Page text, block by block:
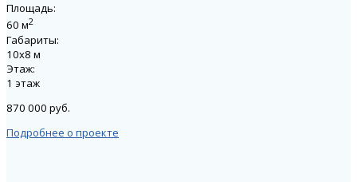
Площадь:
60 м2
Габариты:
10х8 м
Этаж:
1 этаж
870 000 руб.
Подробнее о проекте